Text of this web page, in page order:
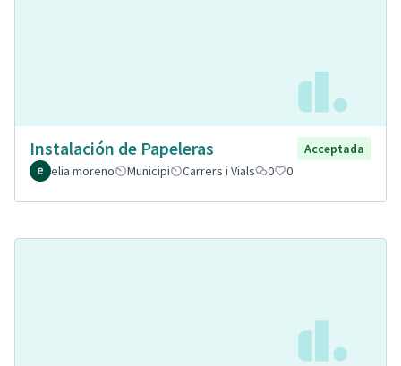
Instalación de Papeleras
Acceptada
elia moreno
Municipi Carrers i Vials 0 0